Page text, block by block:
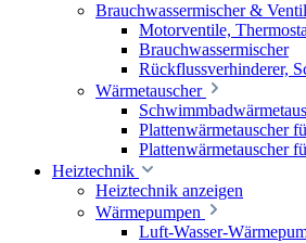
Brauchwassermischer &
Motorventile,
Brauchwassermischer
Rückflussverhinderer,
Wärmetauscher
Plattenwärmetauscher
Plattenwärmetauscher
Heiztechnik
Heiztechnik anzeigen
Wärmepumpen
Luft-Wasser-